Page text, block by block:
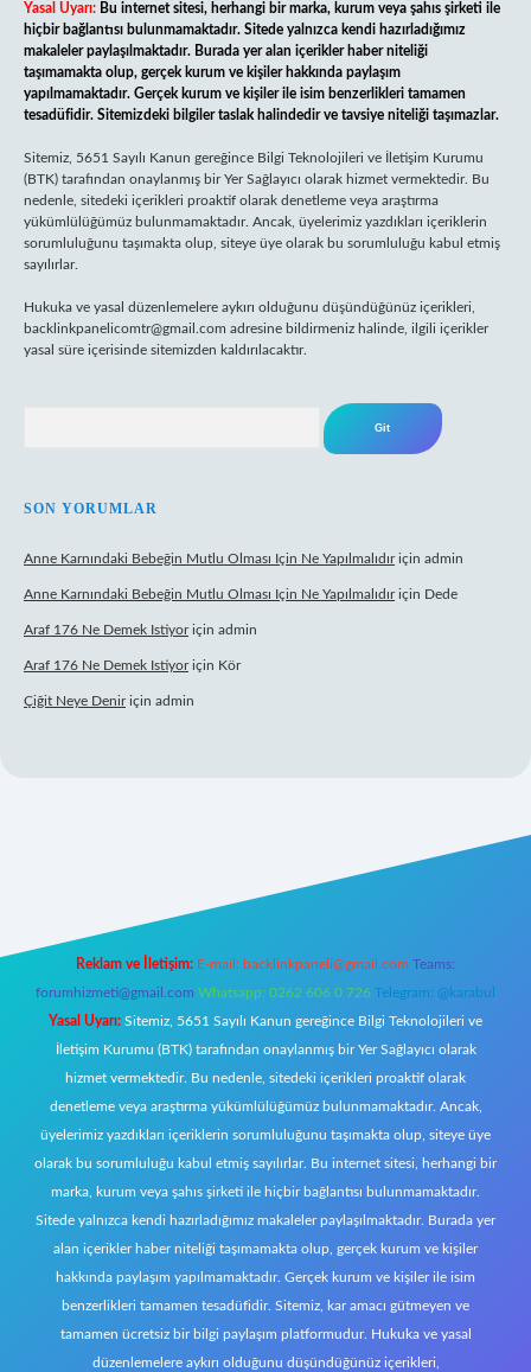
Yasal Uyarı: Bu internet sitesi, herhangi bir marka, kurum veya şahıs şirketi ile
hiçbir bağlantısı bulunmamaktadır. Sitede yalnızca kendi hazırladığımız
makaleler paylaşılmaktadır. Burada yer alan içerikler haber niteliği
taşımamakta olup, gerçek kurum ve kişiler hakkında paylaşım
yapılmamaktadır. Gerçek kurum ve kişiler ile isim benzerlikleri tamamen
tesadüfidir. Sitemizdeki bilgiler taslak halindedir ve tavsiye niteliği taşımazlar.
Sitemiz, 5651 Sayılı Kanun gereğince Bilgi Teknolojileri ve İletişim Kurumu
(BTK) tarafından onaylanmış bir Yer Sağlayıcı olarak hizmet vermektedir. Bu
nedenle, sitedeki içerikleri proaktif olarak denetleme veya araştırma
yükümlülüğümüz bulunmamaktadır. Ancak, üyelerimiz yazdıkları içeriklerin
sorumluluğunu taşımakta olup, siteye üye olarak bu sorumluluğu kabul etmiş
sayılırlar.
Hukuka ve yasal düzenlemelere aykırı olduğunu düşündüğünüz içerikleri,
backlinkpanelicomtr@gmail.com adresine bildirmeniz halinde, ilgili içerikler
yasal süre içerisinde sitemizden kaldırılacaktır.
SON YORUMLAR
Anne Karnındaki Bebeğin Mutlu Olması Için Ne Yapılmalıdıriçin admin
Anne Karnındaki Bebeğin Mutlu Olması Için Ne Yapılmalıdıriçin Dede
Araf 176 Ne Demek Istiyoriçin admin
Araf 176 Ne Demek Istiyoriçin Kör
Çiğit Neye Deniriçin admin
Reklam ve İletişim: E-mail: backlinkpaneli@gmail.com Teams:
forumhizmeti@gmail.com Whatsapp: 0262 606 0 726 Telegram: @karabul
Yasal Uyarı: Sitemiz, 5651 Sayılı Kanun gereğince Bilgi Teknolojileri ve
İletişim Kurumu (BTK) tarafından onaylanmış bir Yer Sağlayıcı olarak
hizmet vermektedir. Bu nedenle, sitedeki içerikleri proaktif olarak
denetleme veya araştırma yükümlülüğümüz bulunmamaktadır. Ancak,
üyelerimiz yazdıkları içeriklerin sorumluluğunu taşımakta olup, siteye üye
olarak bu sorumluluğu kabul etmiş sayılırlar. Bu internet sitesi, herhangi bir
marka, kurum veya şahıs şirketi ile hiçbir bağlantısı bulunmamaktadır.
Sitede yalnızca kendi hazırladığımız makaleler paylaşılmaktadır. Burada yer
alan içerikler haber niteliği taşımamakta olup, gerçek kurum ve kişiler
hakkında paylaşım yapılmamaktadır. Gerçek kurum ve kişiler ile isim
benzerlikleri tamamen tesadüfidir. Sitemiz, kar amacı gütmeyen ve
tamamen ücretsiz bir bilgi paylaşım platformudur. Hukuka ve yasal
düzenlemelere aykırı olduğunu düşündüğünüz içerikleri,